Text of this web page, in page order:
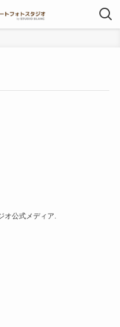
オ公式メディア.